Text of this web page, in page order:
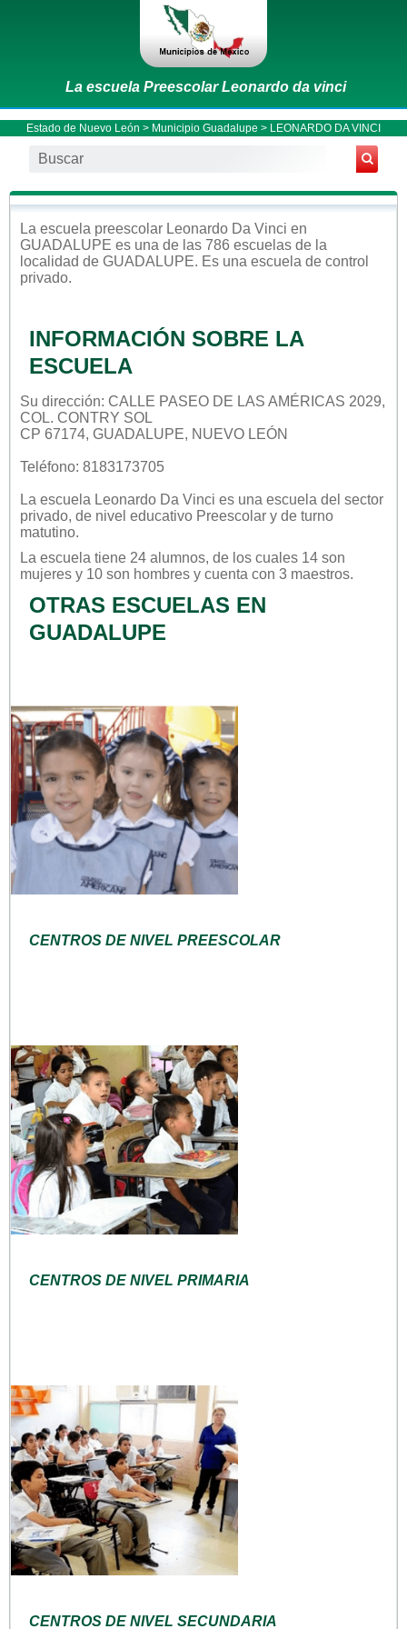
La escuela Preescolar Leonardo da vinci
Estado de Nuevo León > Municipio Guadalupe > LEONARDO DA VINCI
La escuela preescolar Leonardo Da Vinci en
GUADALUPE es una de las 786 escuelas de la
localidad de GUADALUPE. Es una escuela de control
privado.
INFORMACIÓN SOBRE LA
ESCUELA
Su dirección: CALLE PASEO DE LAS AMÉRICAS 2029,
COL. CONTRY SOL
CP 67174, GUADALUPE, NUEVO LEÓN
Teléfono: 8183173705
La escuela Leonardo Da Vinci es una escuela del sector
privado, de nivel educativo Preescolar y de turno
matutino.
La escuela tiene 24 alumnos, de los cuales 14 son
mujeres y 10 son hombres y cuenta con 3 maestros.
OTRAS ESCUELAS EN
GUADALUPE
CENTROS DE NIVEL PREESCOLAR
CENTROS DE NIVEL PRIMARIA
CENTROS DE NIVEL SECUNDARIA